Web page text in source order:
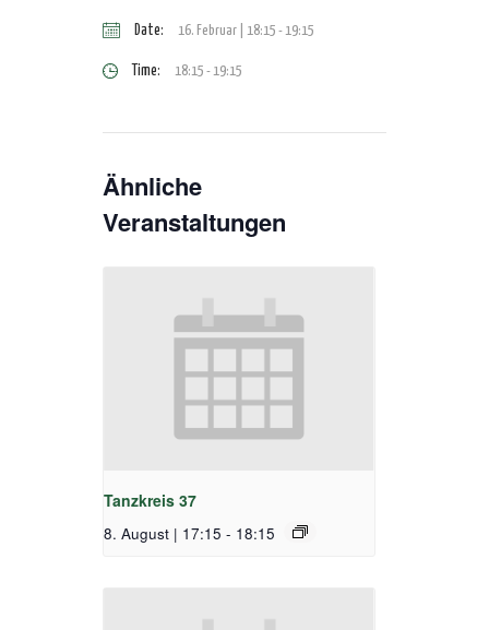
Date: 16. Februar | 18:15 -19:15
Time: 18:15 - 19:15
Ähnliche
Veranstaltungen
Tanzkreis 37
8. August | 17:15 - 18:15